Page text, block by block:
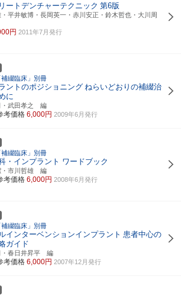
ートデンチャーテクニック 第6版
平井敏博・長岡英一・赤川安正・鈴木哲也・大川周
円 2011年7月発行
綴臨床」別冊
ントのポジショニング ねらいどおりの補綴治
に
・武田孝之 編
考価格 6,000円 2009年6月発行
綴臨床」別冊
・インプラント ワードブック
・市川哲雄 編
考価格 6,000円 2008年6月発行
綴臨床」別冊
インターベンションインプラント 患者中心の
ガイド
・春日井昇平 編
考価格 6,000円 2007年12月発行